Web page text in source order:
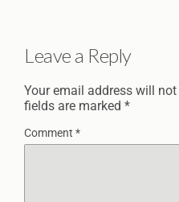
Leave a Reply
Your email address will
fields are marked *
Comment *